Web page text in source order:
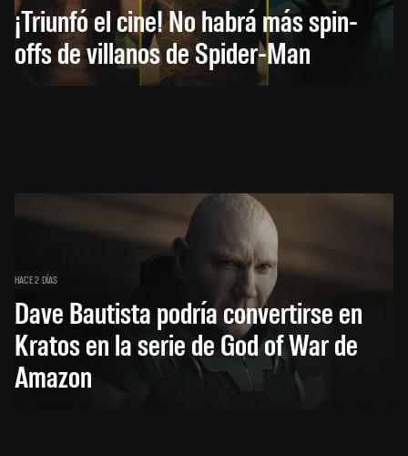
¡Triunfó el cine! No habrá más spin-
offs de villanos de Spider-Man
HACE 2 DÍAS
Dave Bautista podría convertirse en
Kratos en la serie de God of War de
Amazon